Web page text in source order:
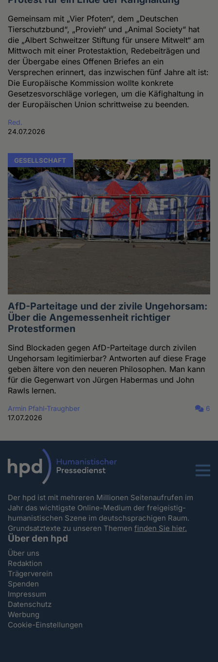
Gemeinsam mit „Vier Pfoten“, dem „Deutschen
Tierschutzbund“, „Provieh“ und „Animal Society“ hat
die „Albert Schweitzer Stiftung für unsere Mitwelt“ am
Mittwoch mit einer Protestaktion, Redebeiträgen und
der Übergabe eines Offenen Briefes an ein
Versprechen erinnert, das inzwischen fünf Jahre alt ist:
Die Europäische Kommission wollte konkrete
Gesetzesvorschläge vorlegen, um die Käfighaltung in
der Europäischen Union schrittweise zu beenden.
Red.
24.07.2026
GESELLSCHAFT
AfD-Parteitage und der zivile Ungehorsam:
Über die Angemessenheit richtiger
Protestformen
Sind Blockaden gegen AfD-Parteitage durch zivilen
Ungehorsam legitimierbar? Antworten auf diese Frage
geben ältere von den neueren Philosophen. Man kann
für die Gegenwart von Jürgen Habermas und John
Rawls lernen.
Armin Pfahl-Traughber
17.07.2026
6
Menu
Der hpd ist mit mehreren Millionen Seitenaufrufen im
Jahr das wichtigste Online-Medium der freigeistig-
humanistischen Szene im deutschsprachigen Raum.
Grundsatztexte zu unseren Themenfinden Sie hier.
Über den hpd
Über uns
Redaktion
Trägerverein
Spenden
Impressum
Datenschutz
Werbung
Cookie-Einstellungen